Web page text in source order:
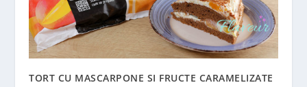
TORT CU MASCARPONE SI FRUCTE CARAMELIZATE